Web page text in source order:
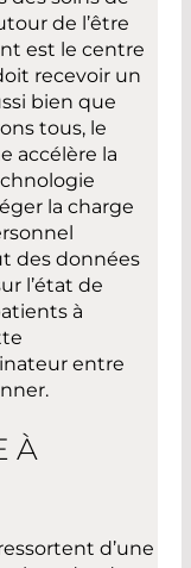
de l’être
est le centre
recevoir un
bien que
tous, le
accélère la
la charge
des données
l’état de
à
entre
À
d’une